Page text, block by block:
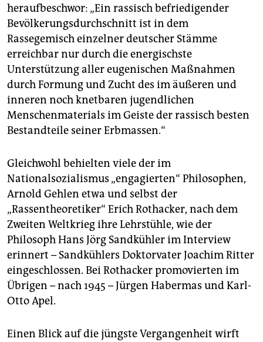
heraufbeschwor: „Ein rassisch befriedigender
Bevölkerungsdurchschnitt ist in dem
Rassegemisch einzelner deutscher Stämme
erreichbar nur durch die energischste
Unterstützung aller eugenischen Maßnahmen
durch Formung und Zucht des im äußeren und
inneren noch knetbaren jugendlichen
Menschenmaterials im Geiste der rassisch besten
Bestandteile seiner Erbmassen.“
Gleichwohl behielten viele der im
Nationalsozialismus „engagierten“ Philosophen,
Arnold Gehlen etwa und selbst der
„Rassentheoretiker“ Erich Rothacker, nach dem
Zweiten Weltkrieg ihre Lehrstühle, wie der
Philosoph Hans Jörg Sandkühler im Interview
erinnert – Sandkühlers Doktorvater Joachim Ritter
eingeschlossen. Bei Rothacker promovierten im
Übrigen – nach 1945 – Jürgen Habermas und Karl-
Otto Apel.
Einen Blick auf die jüngste Vergangenheit wirft